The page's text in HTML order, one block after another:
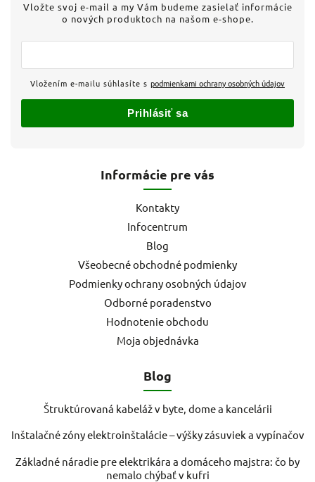
Informácie pre vás
Kontakty
Infocentrum
Blog
Všeobecné obchodné podmienky
Podmienky ochrany osobných údajov
Odborné poradenstvo
Hodnotenie obchodu
Moja objednávka
Blog
Štruktúrovaná kabeláž v byte, dome a kancelárii
Inštalačné zóny elektroinštalácie – výšky zásuviek a vypínačov
Základné náradie pre elektrikára a domáceho majstra: čo by
nemalo chýbať v kufri
Vložte svoj e-mail a my Vám budeme zasielať informácie
o nových produktoch na našom e-shope.
Vložením e-mailu súhlasíte s podmienkami ochrany osobných údajov
Prihlásiť sa